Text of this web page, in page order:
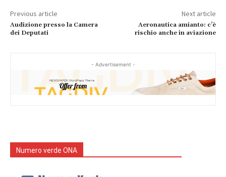
Previous article
Audizione presso la Camera
dei Deputati
Next article
Aeronautica amianto: c’è
rischio anche in aviazione
- Advertisement -
Numero verde ONA